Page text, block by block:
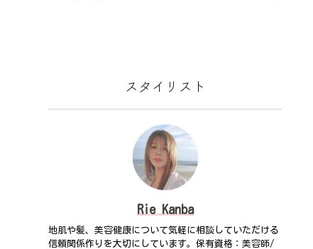
スタイリスト
Rie Kanba
地肌や髪、美容健康について気軽に相談していただける
信頼関係作りを大切にしています。保有資格：美容師/